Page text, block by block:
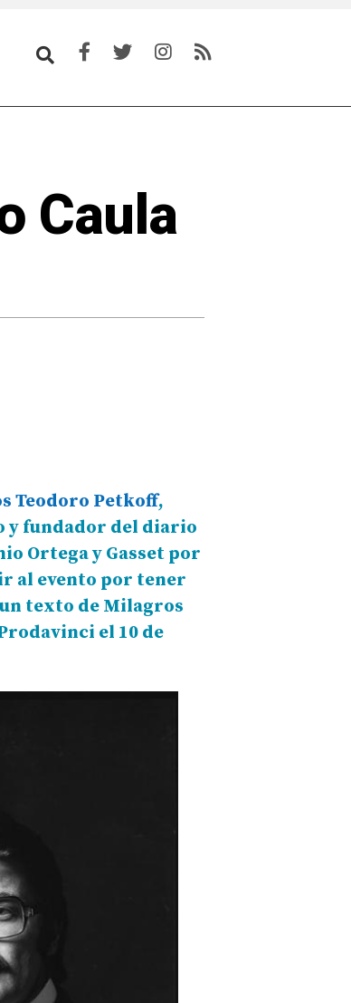
Caula
Teodoro Petkoff,
fundador del diario
Ortega y Gasset por
al evento por tener
texto de Milagros
el 10 de